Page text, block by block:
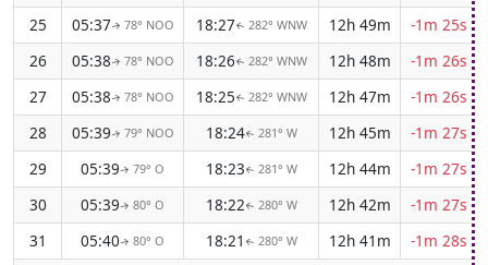
25
05:37↑ 78° NOO 18:27↑ 282° WNW 12h 49m
-1m 25s
26
05:38↑ 78° NOO 18:26↑ 282° WNW 12h 48m
-1m 26s
27
05:38↑ 78° NOO 18:25↑ 282° WNW 12h 47m
-1m 26s
28
05:39↑ 79° NOO 18:24↑ 281° W 12h 45m
-1m 27s
29
05:39↑ 79° O 18:23↑ 281° W 12h 44m
-1m 27s
30
05:39↑ 80° O 18:22↑ 280° W 12h 42m
-1m 27s
31
05:40↑ 80° O 18:21 ↑ 280° W 12h 41m -1m 28s